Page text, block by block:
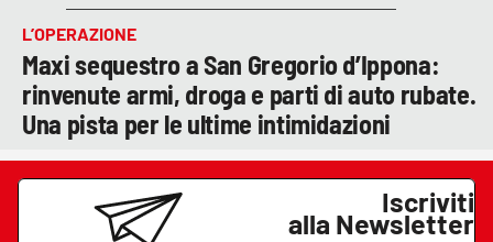
L’OPERAZIONE
Maxi sequestro a San Gregorio d’Ippona:
rinvenute armi, droga e parti di auto rubate.
Una pista per le ultime intimidazioni
Iscriviti
alla Newsletter